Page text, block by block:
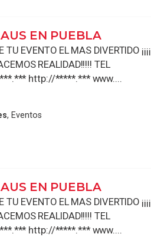
EN PUEBLA
EVENTO EL MAS DIVERTIDO ¡¡¡¡
REALIDAD!!!!! TEL
http://*****.*** www....
, Eventos
EN PUEBLA
EVENTO EL MAS DIVERTIDO ¡¡¡¡
REALIDAD!!!!! TEL
http://*****.*** www....